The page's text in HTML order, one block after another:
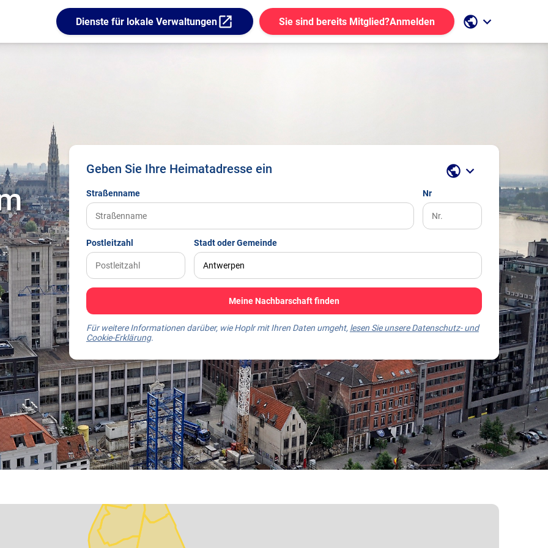
Dienste für lokale Verwaltungenopen_in_new Sie sind bereits Mitglied?Anmelden public keyboard_arrow_down
Geben Sie Ihre Heimatadresse ein public keyboard_arrow_down
Straßenname Nr
Postleitzahl Stadt oder Gemeinde
Meine Nachbarschaft finden
Für weitere Informationen darüber, wie Hoplr mit Ihren Daten umgeht, lesen Sie unsere Datenschutz- und
Cookie-Erklärung.